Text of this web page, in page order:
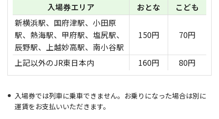
入場券エリア おとな
こども
新横浜駅、国府津駅、小田原
駅、熱海駅、甲府駅、塩尻駅、
辰野駅、上越妙高駅、南小谷駅
150円 70円
上記以外のJR東日本内 160円 80円
入場券では列車に乗車できません。お乗りになった場合は別に
運賃をお支払いいただきます。